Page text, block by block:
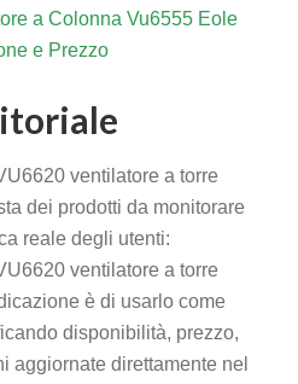
a Colonna Vu6555 Eole
e Prezzo
ventilatore a torre
dei prodotti da monitorare
reale degli utenti:
ventilatore a torre
è di usarlo come
disponibilità, prezzo,
aggiornate direttamente nel